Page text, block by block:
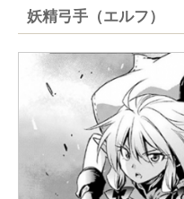
妖精弓手（エルフ）